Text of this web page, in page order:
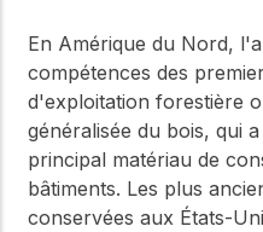
En Amérique du Nord,
compétences des
d'exploitation forestière
généralisée du bois, qui
principal matériau de
bâtiments. Les plus
conservées aux États-